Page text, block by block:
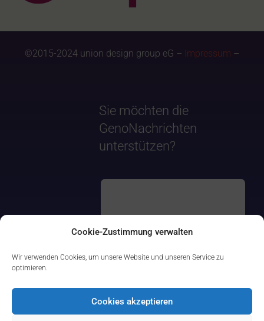
Cookie-Zustimmung verwalten
Wir verwenden Cookies, um unsere Website und unseren Service zu
optimieren.
Cookies akzeptieren
©2015-2024 union design group eG – Impressum –
Sie möchten die
GenoNachrichten
unterstützen?